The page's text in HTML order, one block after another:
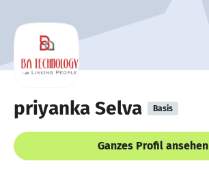
priyanka Selva Basis
Ganzes Profil ansehen